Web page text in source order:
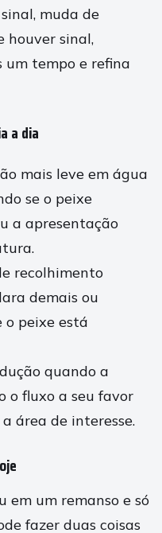
muda de
houver sinal,
um tempo e refina
a dia
mais leve em água
se o peixe
a apresentação
recolhimento
demais ou
o peixe está
quando a
o fluxo a seu favor
área de interesse.
em um remanso e só
fazer duas coisas